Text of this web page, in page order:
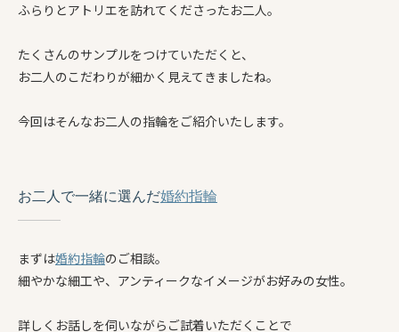
ふらりとアトリエを訪れてくださったお二人。
たくさんのサンプルをつけていただくと、
お二人のこだわりが細かく見えてきましたね。
今回はそんなお二人の指輪をご紹介いたします。
お二人で一緒に選んだ婚約指輪
まずは婚約指輪のご相談。
細やかな細工や、アンティークなイメージがお好みの女性。
詳しくお話しを伺いながらご試着いただくことで